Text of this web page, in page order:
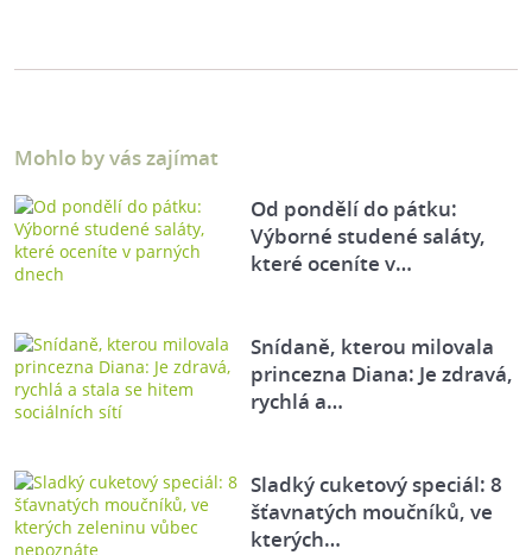
Mohlo by vás zajímat
Od pondělí do pátku:
Výborné studené saláty,
které oceníte v…
Snídaně, kterou milovala
princezna Diana: Je zdravá,
rychlá a…
Sladký cuketový speciál: 8
šťavnatých moučníků, ve
kterých…